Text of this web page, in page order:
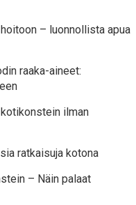
– luonnollista apua
raaka-aineet:
ilman
ratkaisuja kotona
– Näin palaat